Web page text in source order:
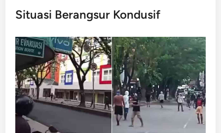
Situasi Berangsur Kondusif